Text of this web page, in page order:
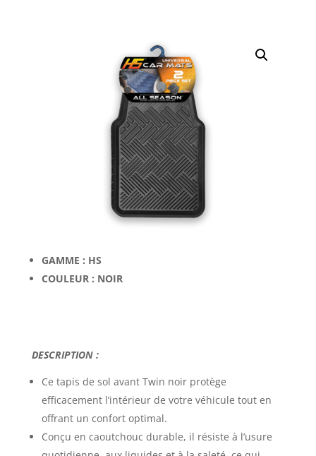
GAMME : HS
COULEUR : NOIR
DESCRIPTION :
Ce tapis de sol avant Twin noirprotège
efficacement l’intérieur de votre véhicule tout en
offrant un confort optimal.
Conçu en caoutchouc durable, il résiste à l’usure